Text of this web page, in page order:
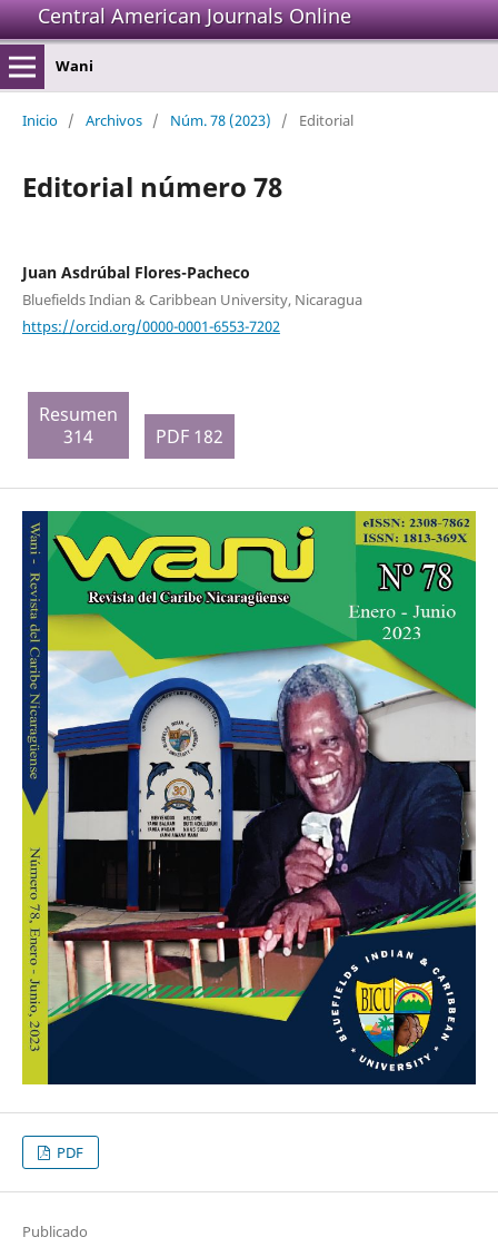
Central American Journals Online
Wani
Inicio / Archivos / Núm. 78 (2023) / Editorial
Editorial número 78
Juan Asdrúbal Flores-Pacheco
Bluefields Indian & Caribbean University, Nicaragua
https://orcid.org/0000-0001-6553-7202
Resumen
314
PDF 182
PDF
Publicado